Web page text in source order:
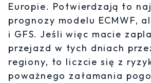
Europie. Potwierdzają to
prognozy modelu ECMWF,
i GFS. Jeśli więc macie
przejazd w tych dniach
regiony, to liczcie się z
poważnego załamania